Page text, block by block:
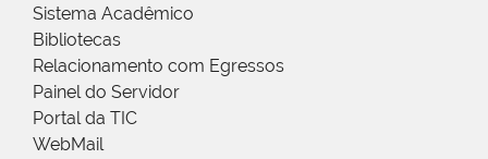
Sistema Acadêmico
Bibliotecas
Relacionamento com Egressos
Painel do Servidor
Portal da TIC
WebMail